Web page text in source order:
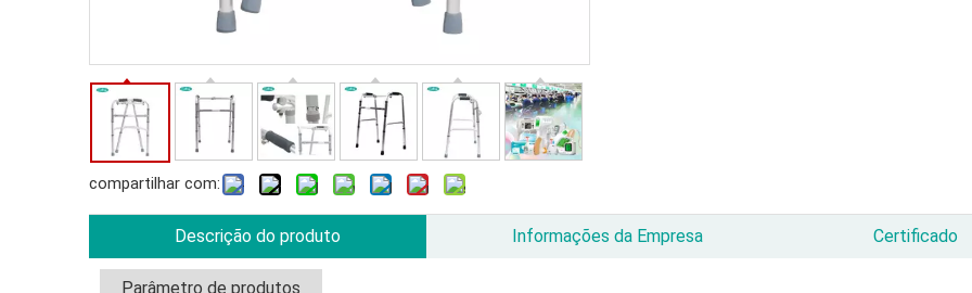
compartilhar com:
Descrição do produto Informações da Empresa Certificado
Parâmetro de produtos